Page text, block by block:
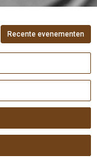
Recente evenementen